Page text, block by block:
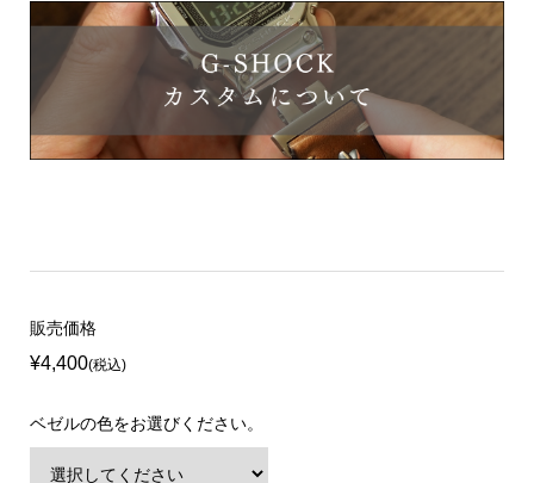
販売価格
¥4,400(税込)
ベゼルの色をお選びください。